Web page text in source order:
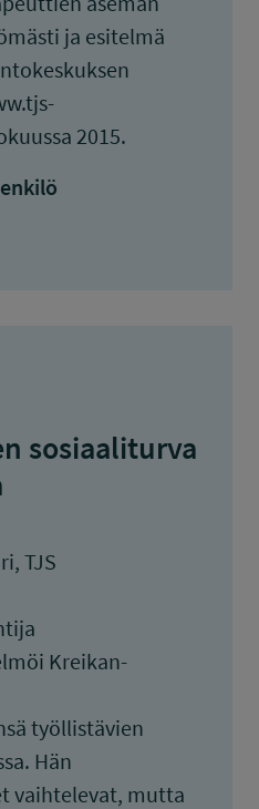
ja esitelmä
2015.
sosiaaliturva
TJS
Kreikan-
työllistävien
Hän
vaihtelevat, mutta